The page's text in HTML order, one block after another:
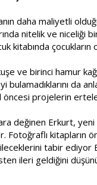
daha maliyetli
nitelik ve niceliği
kitabında çocukların
ve birinci hamur
bulamadıklarını da
projelerin
değinen Erkurt,
Fotoğraflı kitapların
tabir ediyor
ileri geldiğini